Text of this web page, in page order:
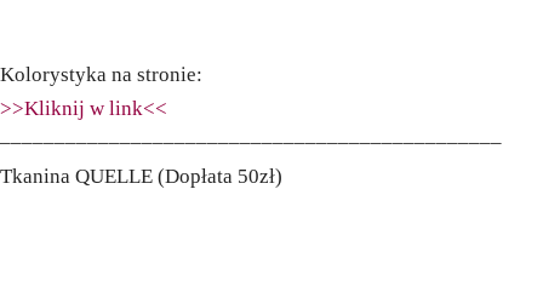
Kolorystyka na stronie:
>>Kliknij w link<<
––––––––––––––––––––––––––––––––––––––––––––––
Tkanina QUELLE (Dopłata 50zł)